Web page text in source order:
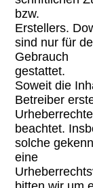
bzw.
Erstellers.
sind nur für
Gebrauch
gestattet.
Soweit die
Betreiber
beachtet.
solche
eine